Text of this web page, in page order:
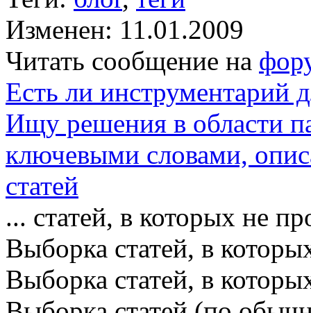
Изменен: 11.01.2009
Читать сообщение на
Есть ли инструментарий
Ищу решения в области
ключевыми словами,
статей
... статей, в которых не
Выборка статей, в
Выборка статей, в